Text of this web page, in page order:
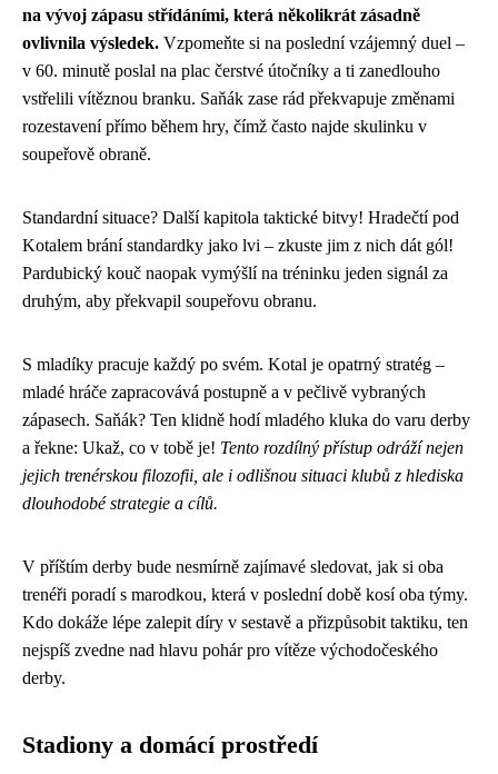
na vývoj zápasu střídáními, která několikrát zásadně
ovlivnila výsledek. Vzpomeňte si na poslední vzájemný duel –
v 60. minutě poslal na plac čerstvé útočníky a ti zanedlouho
vstřelili vítěznou branku. Saňák zase rád překvapuje změnami
rozestavení přímo během hry, čímž často najde skulinku v
soupeřově obraně.
Standardní situace? Další kapitola taktické bitvy! Hradečtí pod
Kotalem brání standardky jako lvi – zkuste jim z nich dát gól!
Pardubický kouč naopak vymýšlí na tréninku jeden signál za
druhým, aby překvapil soupeřovu obranu.
S mladíky pracuje každý po svém. Kotal je opatrný stratég –
mladé hráče zapracovává postupně a v pečlivě vybraných
zápasech. Saňák? Ten klidně hodí mladého kluka do varu derby
a řekne: Ukaž, co v tobě je! Tento rozdílný přístup odráží nejen
jejich trenérskou filozofii, ale i odlišnou situaci klubů z hlediska
dlouhodobé strategie a cílů.
V příštím derby bude nesmírně zajímavé sledovat, jak si oba
trenéři poradí s marodkou, která v poslední době kosí oba týmy.
Kdo dokáže lépe zalepit díry v sestavě a přizpůsobit taktiku, ten
nejspíš zvedne nad hlavu pohár pro vítěze východočeského
derby.
Stadiony a domácí prostředí